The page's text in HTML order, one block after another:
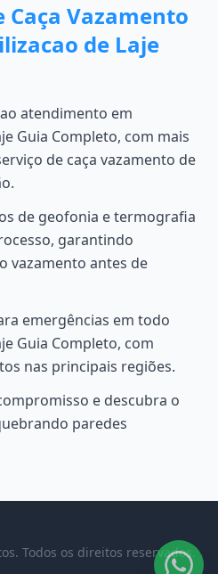
Vazamento
de Laje
atendimento em
Guia Completo, com mais
de caça vazamento de
de geofonia e termografia
garantindo
vazamento antes de
emergências em todo
Guia Completo, com
nas principais regiões.
e descubra o
paredes
Todos os direitos reservados.